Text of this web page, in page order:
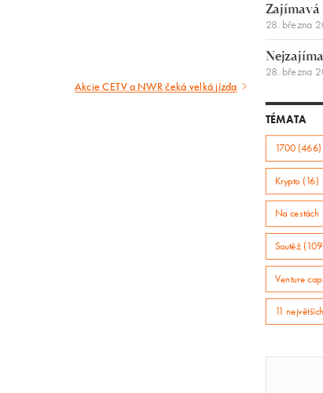
NásledujícíAkcie CETV a NWR čeká velká jízda
Zajímavá
28. března
28. března
TÉMATA
1700 (466)
Krypto (16)
Na cestách
Soutěž
Venture
11